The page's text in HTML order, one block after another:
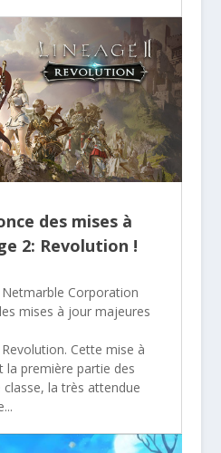
des mises à
2: Revolution !
Corporation
mises à jour majeures
Cette mise à
première partie des
la très attendue